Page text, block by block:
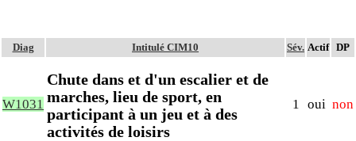
Diag Intitulé CIM10 Sév. Actif DP
W1031
Chute dans et d'un escalier et de
marches, lieu de sport, en
participant à un jeu et à des
activités de loisirs
1 oui non